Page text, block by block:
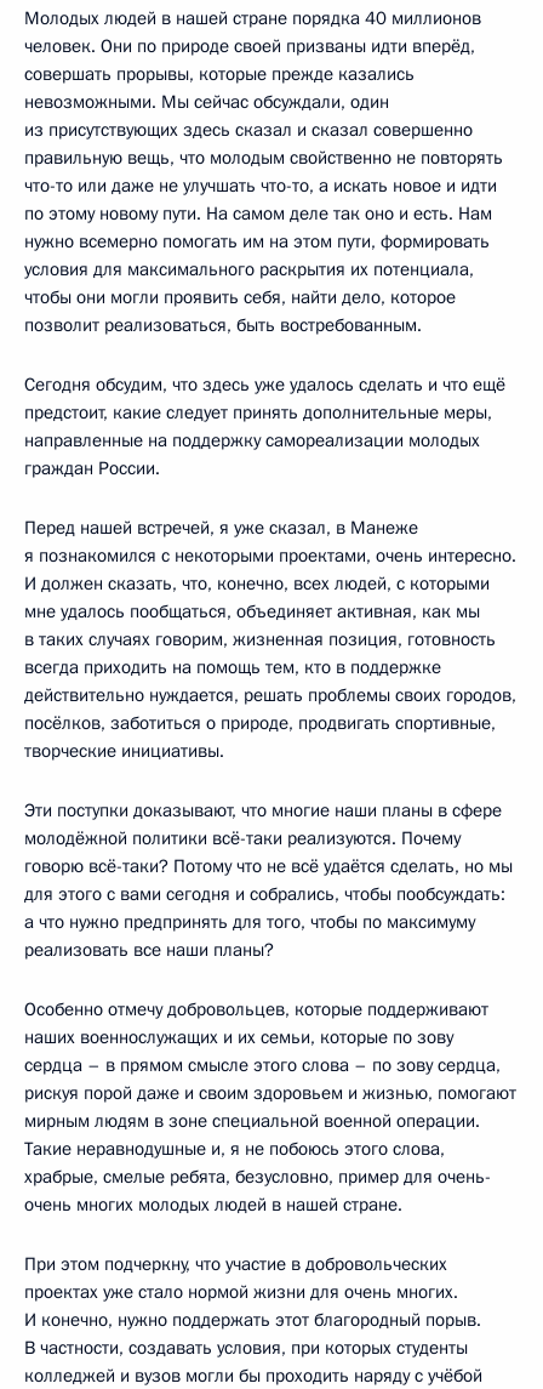
Молодых людей в нашей стране порядка 40 миллионов
человек. Они по природе своей призваны идти вперёд,
совершать прорывы, которые прежде казались
невозможными. Мы сейчас обсуждали, один
из присутствующих здесь сказал и сказал совершенно
правильную вещь, что молодым свойственно не повторять
что-то или даже не улучшать что-то, а искать новое и идти
по этому новому пути. На самом деле так оно и есть. Нам
нужно всемерно помогать им на этом пути, формировать
условия для максимального раскрытия их потенциала,
чтобы они могли проявить себя, найти дело, которое
позволит реализоваться, быть востребованным.
Сегодня обсудим, что здесь уже удалось сделать и что ещё
предстоит, какие следует принять дополнительные меры,
направленные на поддержку самореализации молодых
граждан России.
Перед нашей встречей, я уже сказал, в Манеже
я познакомился с некоторыми проектами, очень интересно.
И должен сказать, что, конечно, всех людей, с которыми
мне удалось пообщаться, объединяет активная, как мы
в таких случаях говорим, жизненная позиция, готовность
всегда приходить на помощь тем, кто в поддержке
действительно нуждается, решать проблемы своих городов,
посёлков, заботиться о природе, продвигать спортивные,
творческие инициативы.
Эти поступки доказывают, что многие наши планы в сфере
молодёжной политики всё-таки реализуются. Почему
говорю всё-таки? Потому что не всё удаётся сделать, но мы
для этого с вами сегодня и собрались, чтобы пообсуждать:
а что нужно предпринять для того, чтобы по максимуму
реализовать все наши планы?
Особенно отмечу добровольцев, которые поддерживают
наших военнослужащих и их семьи, которые по зову
сердца – в прямом смысле этого слова – по зову сердца,
рискуя порой даже и своим здоровьем и жизнью, помогают
мирным людям в зоне специальной военной операции.
Такие неравнодушные и, я не побоюсь этого слова,
храбрые, смелые ребята, безусловно, пример для очень-
очень многих молодых людей в нашей стране.
При этом подчеркну, что участие в добровольческих
проектах уже стало нормой жизни для очень многих.
И конечно, нужно поддержать этот благородный порыв.
В частности, создавать условия, при которых студенты
колледжей и вузов могли бы проходить наряду с учёбой